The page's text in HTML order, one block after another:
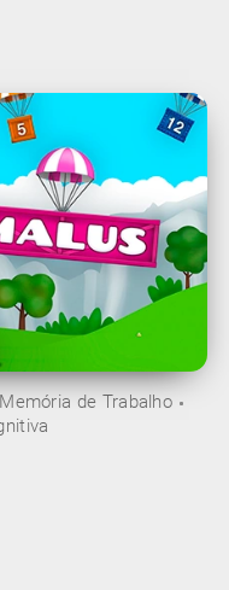
Memória de Trabalho